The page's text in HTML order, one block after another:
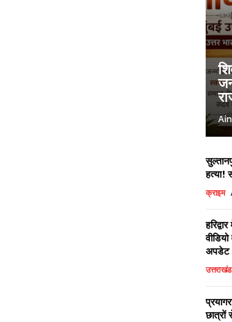
हत्या!
क्राइम
अपडेट
उत्तराखंड
छात्रों